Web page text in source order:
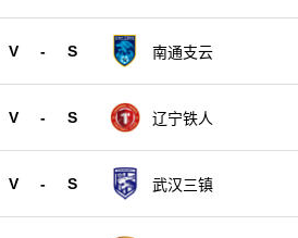
V - S 南通支云
V - S 辽宁铁人
V - S 武汉三镇